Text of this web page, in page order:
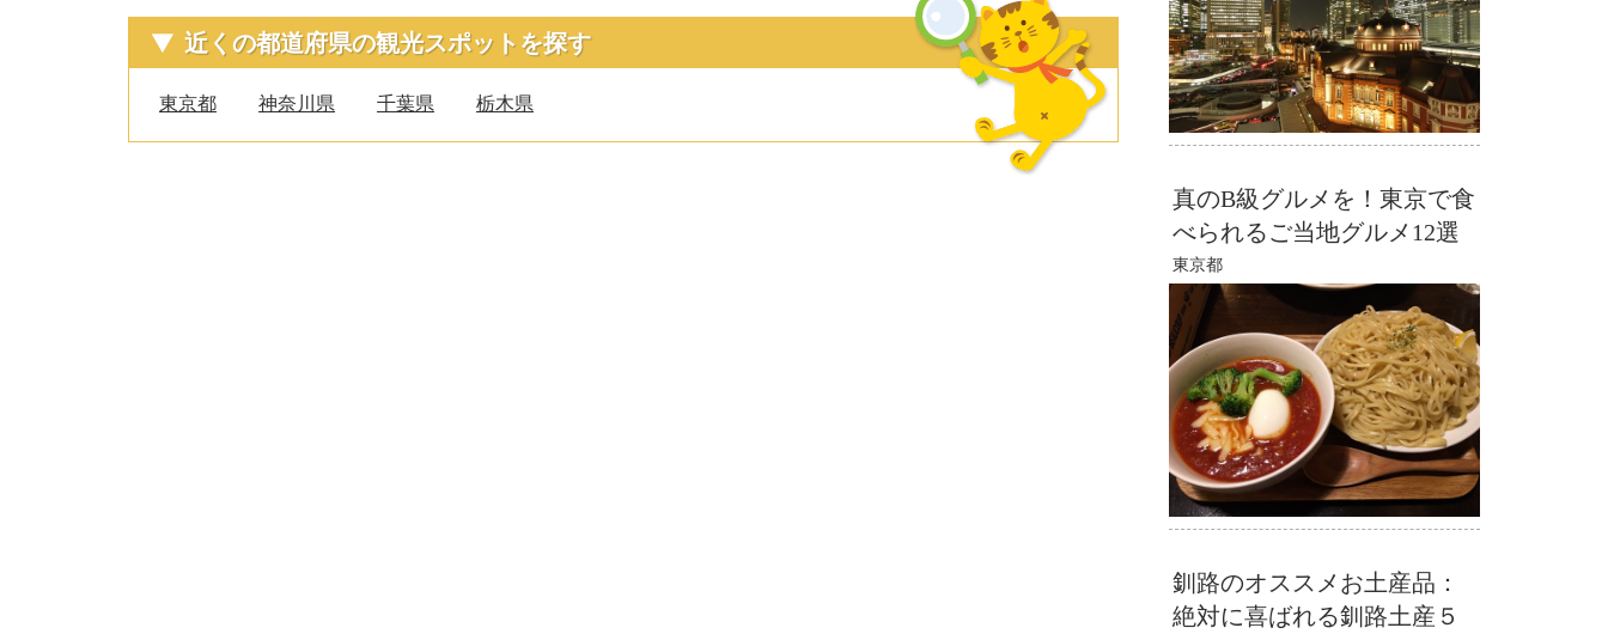
近くの都道府県の観光スポットを探す
東京都 神奈川県 千葉県 栃木県
真のB級グルメを！東京で食
べられるご当地グルメ12選
東京都
釧路のオススメお土産品：
絶対に喜ばれる釧路土産５